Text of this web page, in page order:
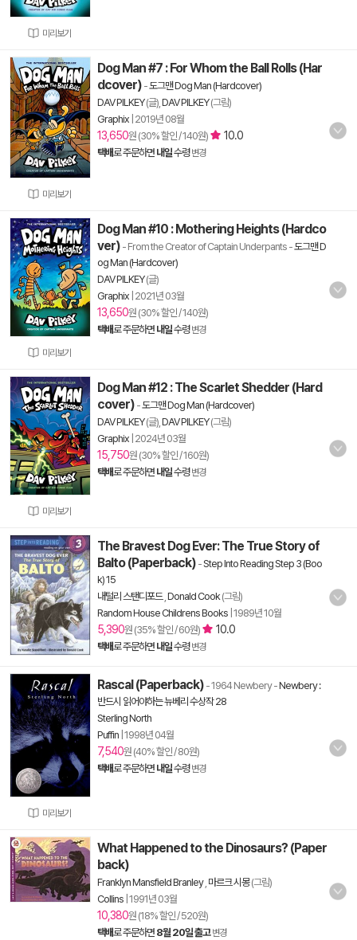
미리보기
미리보기
Dog Man #7 : For Whom the Ball Rolls (Har
dcover) -도그맨 Dog Man (Hardcover)
DAV PILKEY(글), DAV PILKEY(그림)
Graphix 2019년 08월
13,650원 (30% 할인 / 140원) 10.0
택배로 주문하면 내일수령 변경
미리보기
Dog Man #10 : Mothering Heights (Hardco
ver) - From the Creator of Captain Underpants -도그맨 D
og Man (Hardcover)
DAV PILKEY(글)
Graphix 2021년 03월
13,650원 (30% 할인 / 140원)
택배로 주문하면 내일수령 변경
미리보기
Dog Man #12 : The Scarlet Shedder (Hard
cover) -도그맨 Dog Man (Hardcover)
DAV PILKEY(글), DAV PILKEY(그림)
Graphix 2024년 03월
15,750원 (30% 할인 / 160원)
택배로 주문하면 내일수령 변경
The Bravest Dog Ever: The True Story of
Balto (Paperback) -Step Into Reading Step 3 (Boo
k) 15
내털리 스탠디포드, Donald Cook(그림)
Random House Childrens Books 1989년 10월
5,390원 (35% 할인 / 60원) 10.0
택배로 주문하면 내일수령 변경
미리보기
Rascal (Paperback) - 1964 Newbery-Newbery :
반드시 읽어야하는 뉴베리 수상작 28
Sterling North
Puffin 1998년 04월
7,540원 (40% 할인 / 80원)
택배로 주문하면 내일수령 변경
What Happened to the Dinosaurs? (Paper
back)
Franklyn Mansfield Branley, 마르크 시몽(그림)
Collins 1991년 03월
10,380원 (18% 할인 / 520원)
택배로 주문하면 8월 20일 출고 변경